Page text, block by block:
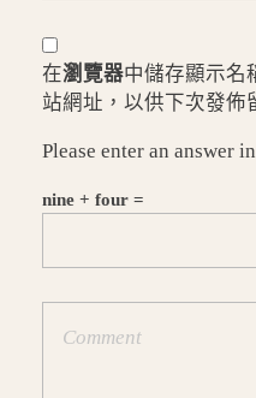
在瀏覽器中儲存顯示名
站網址，以供下次發佈
Please enter an answer
nine + four =